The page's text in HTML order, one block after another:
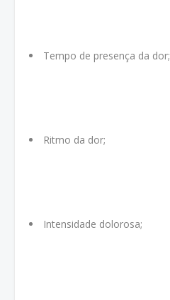
Tempo de presença da dor;
Ritmo da dor;
Intensidade dolorosa;